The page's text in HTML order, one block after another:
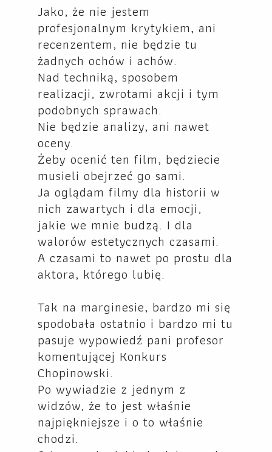
Jako, że nie jestem
profesjonalnym krytykiem, ani
recenzentem, nie będzie tu
żadnych ochów i achów.
Nad techniką, sposobem
realizacji, zwrotami akcji i tym
podobnych sprawach.
Nie będzie analizy, ani nawet
oceny.
Żeby ocenić ten film, będziecie
musieli obejrzeć go sami.
Ja oglądam filmy dla historii w
nich zawartych i dla emocji,
jakie we mnie budzą. I dla
walorów estetycznych czasami.
A czasami to nawet po prostu dla
aktora, którego lubię.
Tak na marginesie, bardzo mi się
spodobała ostatnio i bardzo mi tu
pasuje wypowiedź pani profesor
komentującej Konkurs
Chopinowski.
Po wywiadzie z jednym z
widzów, że to jest właśnie
najpiękniejsze i o to właśnie
chodzi.